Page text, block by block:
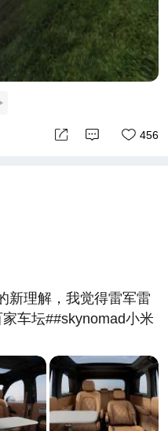
456
新理解，我觉得雷军雷
车坛##skynomad小米